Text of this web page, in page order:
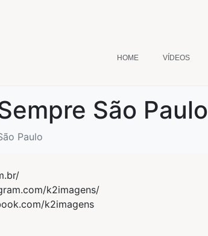
HOME VÍDEOS
São Paulo
Paulo
k2imagens/
k2imagens